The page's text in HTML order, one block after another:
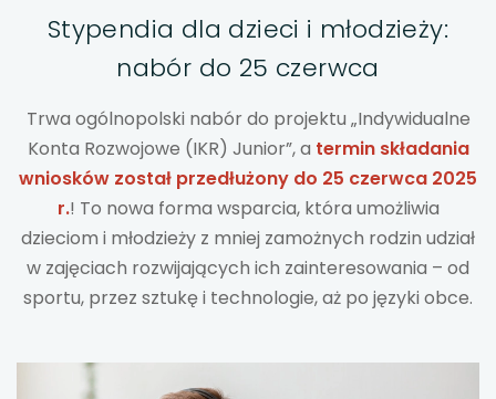
uwaga, link otwiera się w nowej karcie
uwaga, link otwiera się w nowej karcie
uwaga, link otwiera się w nowej karcie
uwaga, link otwiera się w nowej karcie
uwaga, link otwiera się w nowej karcie
uwaga, link otwiera się w nowej karcie
Stypendia dla dzieci i młodzieży:
nabór do 25 czerwca
Trwa ogólnopolski nabór do projektu „Indywidualne
Konta Rozwojowe (IKR) Junior”, a termin składania
wniosków został przedłużony do 25 czerwca 2025
r.! To nowa forma wsparcia, która umożliwia
dzieciom i młodzieży z mniej zamożnych rodzin udział
w zajęciach rozwijających ich zainteresowania – od
sportu, przez sztukę i technologie, aż po języki obce.